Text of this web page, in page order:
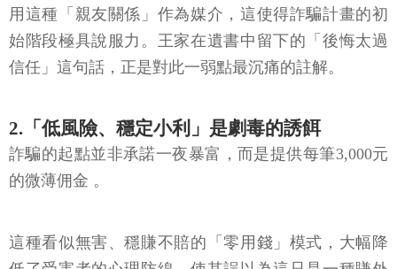
用這種「親友關係」作為媒介，這使得詐騙計畫的初
始階段極具說服力。王家在遺書中留下的「後悔太過
信任」這句話，正是對此一弱點最沉痛的註解。
2.「低風險、穩定小利」是劇毒的誘餌
詐騙的起點並非承諾一夜暴富，而是提供每筆3,000元
的微薄佣金 。
這種看似無害、穩賺不賠的「零用錢」模式，大幅降